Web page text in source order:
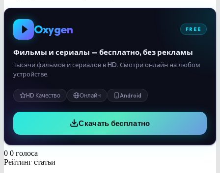
Oxygen FREE
Фильмы и сериалы — бесплатно, без рекламы
Тысячи фильмов и сериалов в HD. Смотри онлайн на любом
устройстве.
HD Качество Онлайн Android
Скачать бесплатно
0 0 голоса
Рейтинг статьи